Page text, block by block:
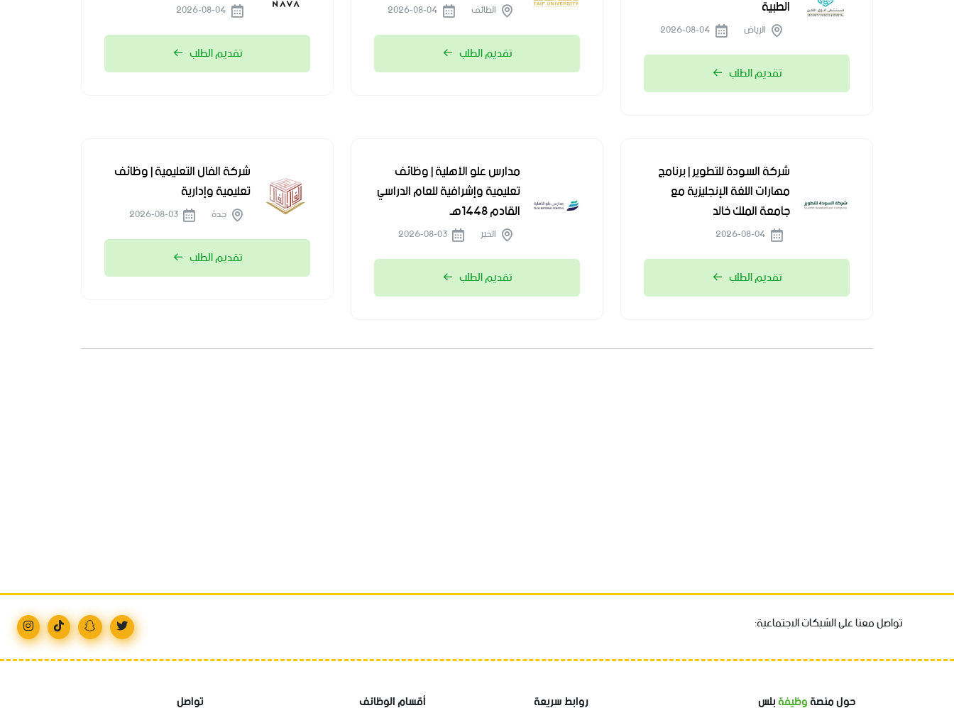
الطبية
الرياض
تقديم الطلب
الطائف
تقديم الطلب تقديم الطلب
شركة السودة للتطوير | برنامج
مهارات اللغة الإنجليزية مع
جامعة الملك خالد
تقديم الطلب
مدارس علو الأهلية | وظائف
تعليمية وإشرافية للعام الدراسي
القادم 1448هـ
الخبر
تقديم الطلب
شركة الفال التعليمية | وظائف
تعليمية وإدارية
جدة
تقديم الطلب
تواصل معنا على الشبكات الاجتماعية:
حول منصةوظيفةبلس روابط سريعة أقسام الوظائف تواصل